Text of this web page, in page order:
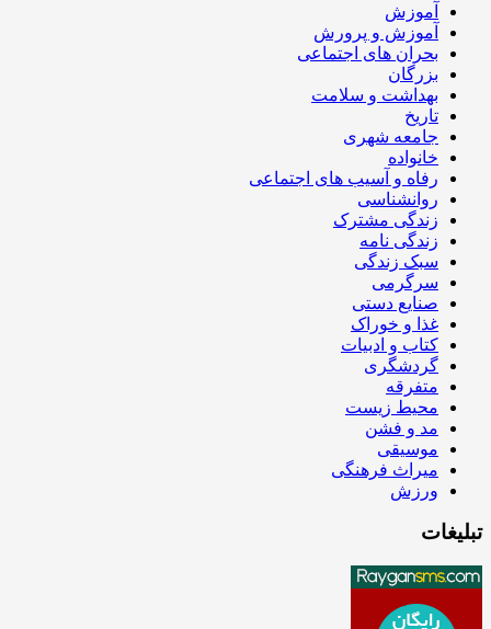
آموزش
آموزش و پرورش
بحران های اجتماعی
بزرگان
بهداشت و سلامت
تاریخ
جامعه شهری
خانواده
رفاه و آسیب های اجتماعی
روانشناسی
زندگی مشترک
زندگی نامه
سبک زندگی
سرگرمی
صنایع دستی
غذا و خوراک
کتاب و ادبیات
گردشگری
متفرقه
محیط زیست
مد و فشن
موسیقی
میراث فرهنگی
ورزش
تبلیغات